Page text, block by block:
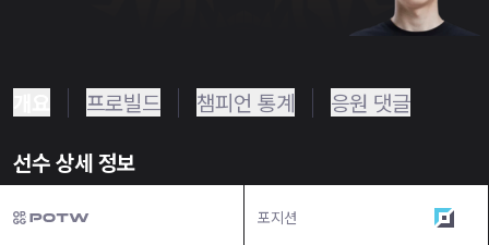
프로빌드 챔피언 통계 응원 댓글
선수 상세 정보
포지션